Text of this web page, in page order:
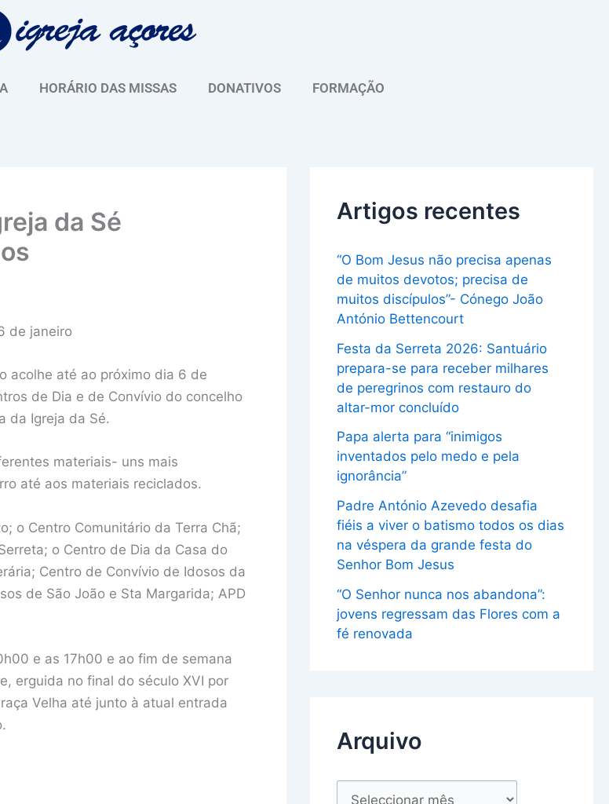
HORÁRIO DAS MISSAS DONATIVOS FORMAÇÃO
da Sé
de janeiro
acolhe até ao próximo dia 6 de
de Dia e de Convívio do concelho
da Igreja da Sé.
materiais- uns mais
até aos materiais reciclados.
o Centro Comunitário da Terra Chã;
o Centro de Dia da Casa do
Centro de Convívio de Idosos da
de São João e Sta Margarida; APD
e as 17h00 e ao fim de semana
erguida no final do século XVI por
Velha até junto à atual entrada
Artigos recentes
“O Bom Jesus não precisa apenas
de muitos devotos; precisa de
muitos discípulos”- Cónego João
António Bettencourt
Festa da Serreta 2026: Santuário
prepara-se para receber milhares
de peregrinos com restauro do
altar-mor concluído
Papa alerta para “inimigos
inventados pelo medo e pela
ignorância”
Padre António Azevedo desafia
fiéis a viver o batismo todos os dias
na véspera da grande festa do
Senhor Bom Jesus
“O Senhor nunca nos abandona”:
jovens regressam das Flores com a
fé renovada
Arquivo
u